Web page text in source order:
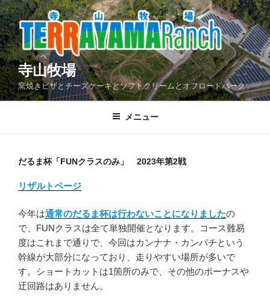
コ
ン
テ
ン
ツ
へ
ス
寺山牧場
窯焼きピザとチーズケーキとソフトクリームとオフロードパーク
メニュー
だるま杯「FUNクラスのみ」 2023年第2戦
リザルトページ
今年は通常のだるま杯は行わないことになりましたの
で、FUNクラスは全て単独開催となります。コース難易
度はこれまで通りで、今回はカンナナ・カンパチという
幹線が大部分になっており、走りやすい場所が多いで
す。ショートカットは1箇所のみで、その他のボーナスや
迂回路はありません。